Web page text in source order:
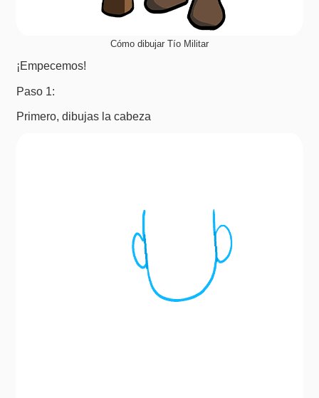
Cómo dibujar Tío Militar
¡Empecemos!
Paso 1:
Primero, dibujas la cabeza